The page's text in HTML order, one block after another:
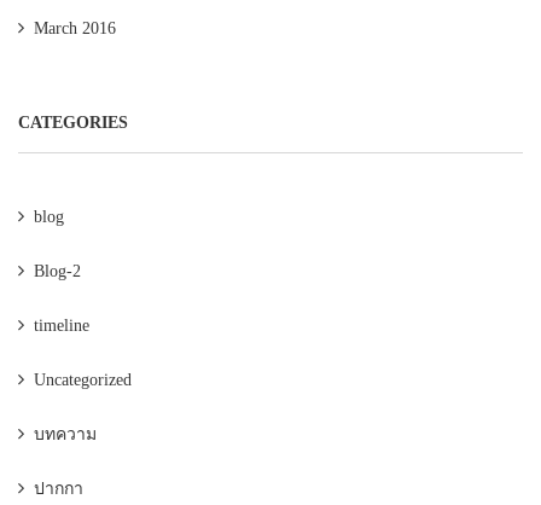
March 2016
CATEGORIES
blog
Blog-2
timeline
Uncategorized
บทความ
ปากกา